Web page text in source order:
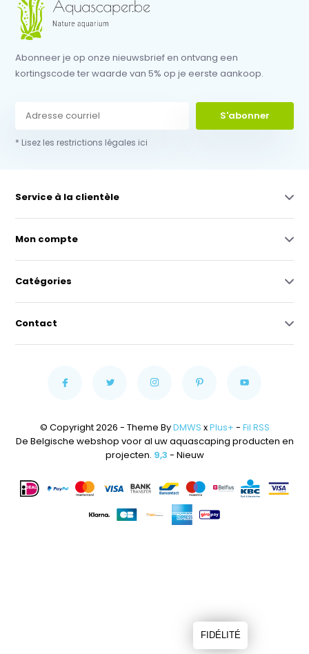
Abonneer je op onze nieuwsbrief en ontvang een
kortingscode ter waarde van 5% op je eerste aankoop.
S'abonner
* Lisez les restrictions légales ici
Service à la clientèle
Mon compte
Catégories
Contact
© Copyright 2026 - Theme ByDMWS xPlus+ - Fil RSS
De Belgische webshop voor al uw aquascaping producten en
projecten. 9,3 - Nieuw
FIDÉLITÉ